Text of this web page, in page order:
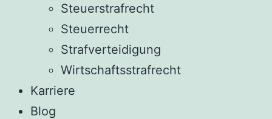
Steuerstrafrecht
Steuerrecht
Strafverteidigung
Wirtschaftsstrafrecht
Karriere
Blog